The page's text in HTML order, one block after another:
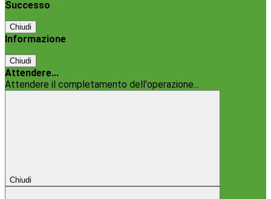
Successo
Chiudi
Informazione
Chiudi
Attendere...
Attendere il completamento dell'operazione...
Chiudi